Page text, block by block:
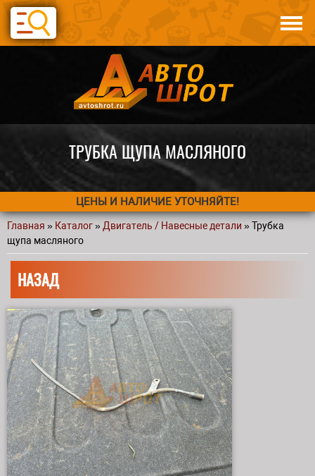
Перейти к основному содержанию
Авто по запчастям
Статьи
ТРУБКА ЩУПА МАСЛЯНОГО
ЦЕНЫ И НАЛИЧИЕ УТОЧНЯЙТЕ!
Вы здесь
Главная » Каталог» Двигатель / Навесные детали » Трубка
щупа масляного
НАЗАД